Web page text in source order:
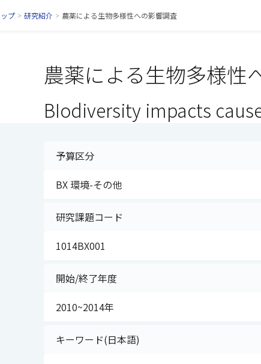
す）
きます）
で開きます）
ップ > 研究紹介 > 農薬による生物多様性への影響調査
農薬による生物多様性
BIodiversity impacts
予算区分
BX 環境-その他
研究課題コード
1014BX001
開始/終了年度
2010~2014年
キーワード(日本語)